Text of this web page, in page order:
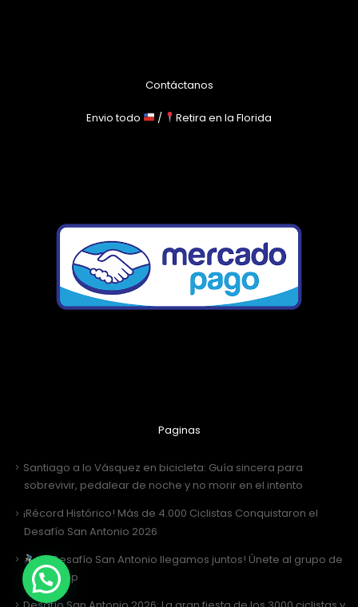
Contáctanos
Envio todo / Retira en la Florida
Paginas
Santiago a lo Vásquez en bicicleta: Guía sincera para
sobrevivir, pedalear de noche y no morir en el intento
¡Récord Histórico! Más de 4.000 Ciclistas Conquistaron el
Desafío San Antonio 2026
¡Al Desafío San Antonio llegamos juntos! Únete al grupo de
WhatsApp